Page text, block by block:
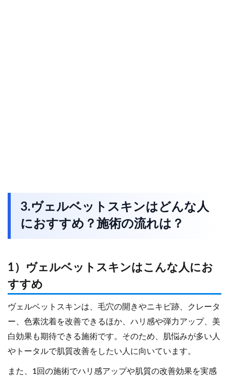
3.ヴェルベットスキンはどんな人
におすすめ？施術の流れは？
1）ヴェルベットスキンはこんな人にお
すすめ
ヴェルベットスキンは、毛穴の開きやニキビ跡、クレータ
ー、色素沈着を改善できるほか、ハリ感や弾力アップ、美
白効果も期待できる施術です。そのため、肌悩みが多い人
やトータルで肌質改善をしたい人に向いています。
また、1回の施術でハリ感アップや肌質の改善効果を実感